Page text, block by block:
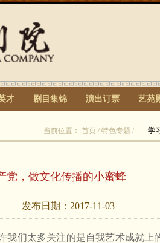
才 剧目集锦 演出订票 艺苑
当前位置： 首页 / 特色专题 / 学
党，做文化传播的小蜜蜂
发布日期： 2017-11-03
我们太多关注的是自我艺术成就上